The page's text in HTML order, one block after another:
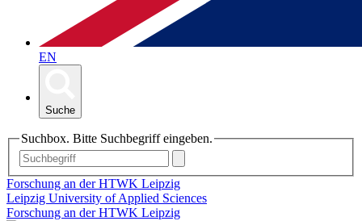
EN
Suche
Suchbox. Bitte Suchbegriff eingeben.
Forschung an der HTWK Leipzig
Leipzig University of Applied Sciences
Forschung an der HTWK Leipzig